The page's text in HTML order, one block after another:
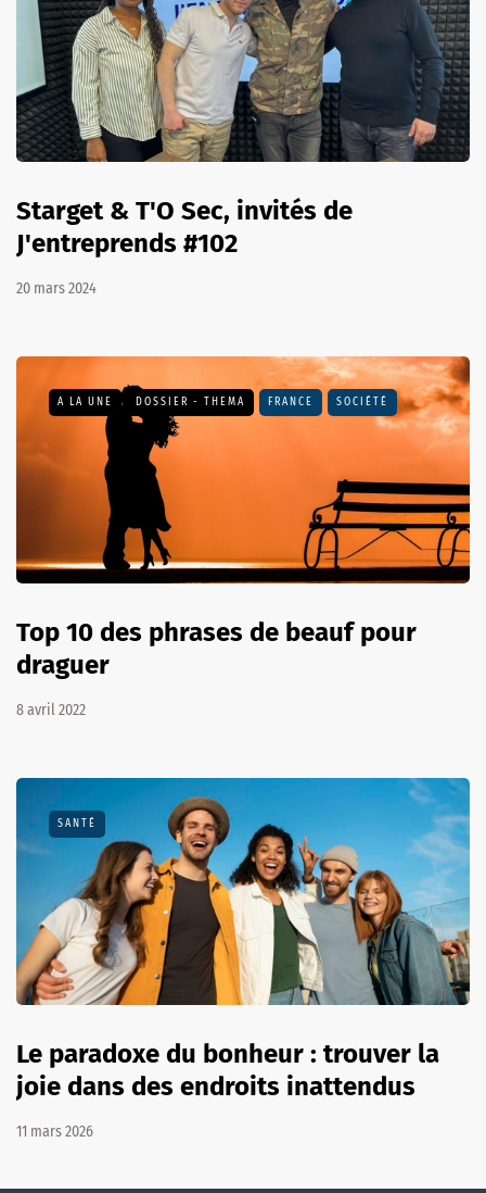
Starget & T'O Sec, invités de
J'entreprends #102
20 mars 2024
A LA UNE DOSSIER - THEMA FRANCE SOCIÉTÉ
Top 10 des phrases de beauf pour
draguer
8 avril 2022
SANTÉ
Le paradoxe du bonheur : trouver la
joie dans des endroits inattendus
11 mars 2026